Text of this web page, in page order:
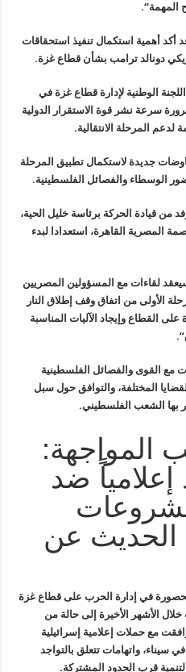
المهمة“.
أكد أهمية استكمال تنفيذ استحقاقات
دونالد ترامب بشأن قطاع غزة.
الوطنية لإدارة قطاع غزة في
سرعة نشر قوة الاستقرار الدولية
لدعم المرحلة الانتقالية.
جديدة لاستكمال تطبيق المرحلة
الوسطاء والفصائل الفلسطينية.
قيادة الحركة برئاسة خليل الحية،
المصرية القاهرة، استعدادا لبدء
لقاءات مع المسؤولين المصريين
الأولى من اتفاق وقف إطلاق النار
القطاع وإيجاد الآليات المناسبة
“.
مع القوى والفصائل الفلسطينية
المختلفة، والتوافق حول سبل
بها الشعب الفلسطيني.
المواجهة:
ضد
الحديث عن
في إدارة الحرب على قطاع غزة
الأشهر الأخيرة إلى حالة من
مع حملات إعلامية إسرائيلية
واتهامات تتعلق بالتواجد
قرب الحدود المشتركة.